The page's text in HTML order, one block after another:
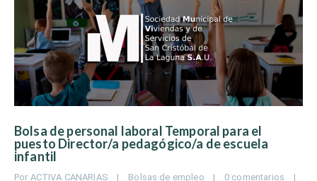
Bolsa de personal laboral Temporal para el
puesto Director/a pedagógico/a de escuela
infantil
Por ACTIVA CANARIAS | Bolsas de empleo | 0 comentarios
|